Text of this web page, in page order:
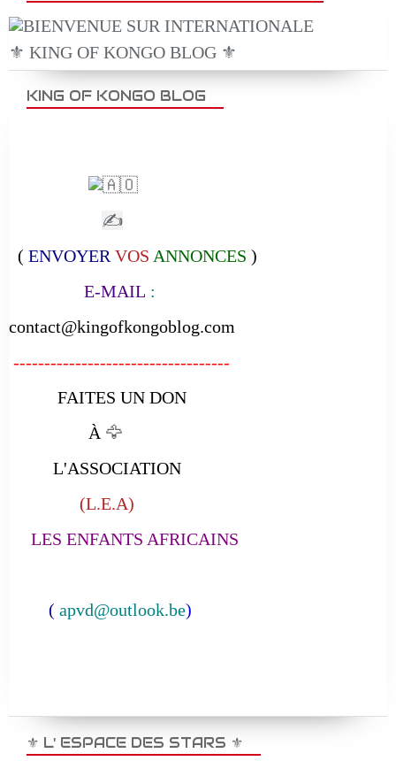
⚜️ KING OF KONGO BLOG ⚜️
KING OF KONGO BLOG
✍
( ENVOYER VOS ANNONCES )
E-MAIL :
contact@kingofkongoblog.com
-----------------------------------
FAITES UN DON
À 🦅
L'ASSOCIATION
(L.E.A)
LES ENFANTS AFRICAINS
( apvd@outlook.be)
⚜️ L' ESPACE DES STARS ⚜️